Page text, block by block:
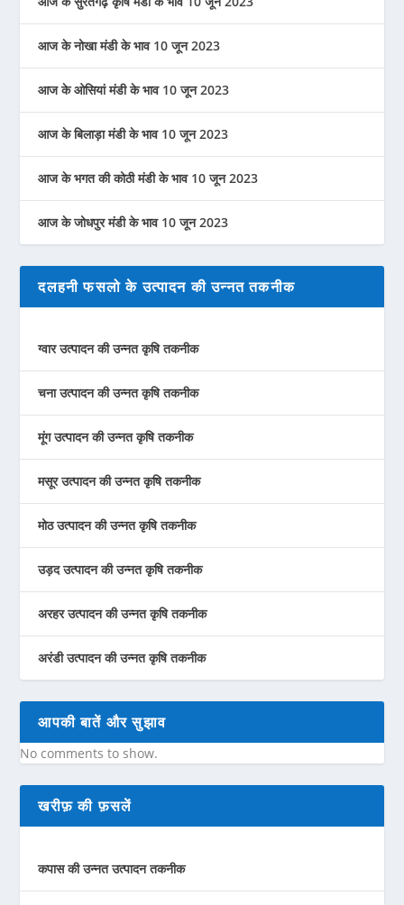
आज के नोखा मंडी के भाव 10 जून 2023
आज के ओसियां मंडी के भाव 10 जून 2023
आज के बिलाड़ा मंडी के भाव 10 जून 2023
आज के भगत की कोठी मंडी के भाव 10 जून 2023
आज के जोधपुर मंडी के भाव 10 जून 2023
दलहनी फसलो के उत्पादन की उन्नत तकनीक
ग्वार उत्पादन की उन्नत कृषि तकनीक
चना उत्पादन की उन्नत कृषि तकनीक
मूंग उत्पादन की उन्नत कृषि तकनीक
मसूर उत्पादन की उन्नत कृषि तकनीक
मोठ उत्पादन की उन्नत कृषि तकनीक
उड़द उत्पादन की उन्नत कृषि तकनीक
अरहर उत्पादन की उन्नत कृषि तकनीक
अरंडी उत्पादन की उन्नत कृषि तकनीक
आपकी बातें और सुझाव
No comments to show.
खरीफ़ की फ़सलें
कपास की उन्नत उत्पादन तकनीक